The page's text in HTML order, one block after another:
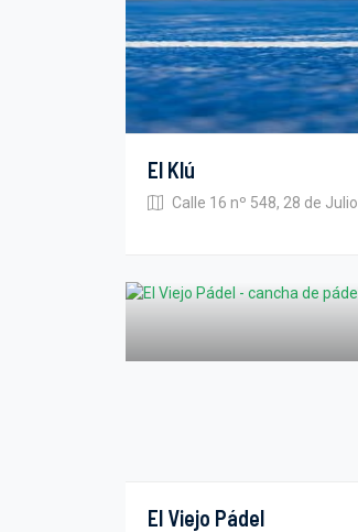
El Klú
Calle 16 nº 548, 28 de Julio
El Viejo Pádel